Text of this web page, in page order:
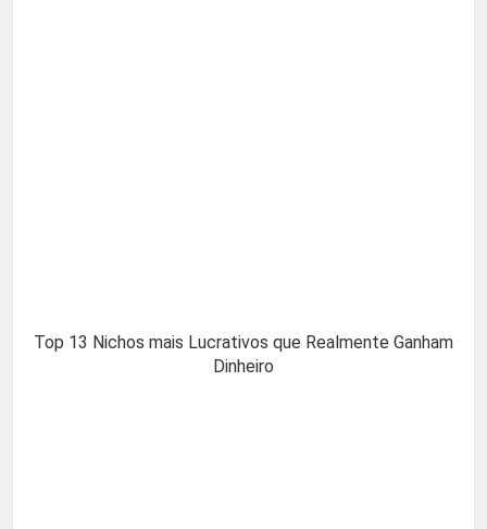
Top 13 Nichos mais Lucrativos que Realmente Ganham
Dinheiro